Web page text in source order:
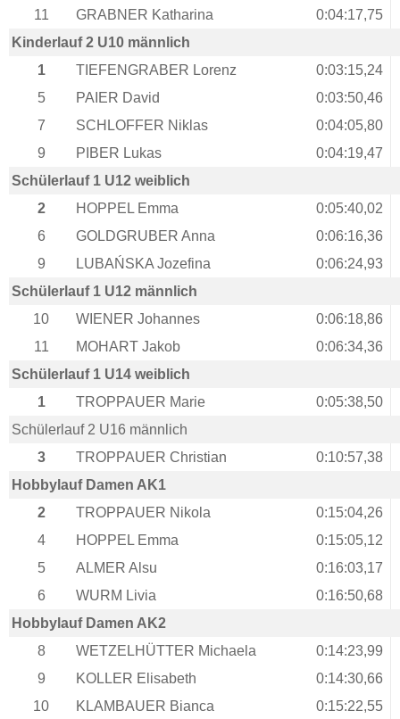
11 GRABNER Katharina
0:04:17,75
Kinderlauf 2 U10 männlich
1
TIEFENGRABER Lorenz
0:03:15,24
5
PAIER David
0:03:50,46
7
SCHLOFFER Niklas
0:04:05,80
9
PIBER Lukas
0:04:19,47
Schülerlauf 1 U12 weiblich
2
HOPPEL Emma
0:05:40,02
6
GOLDGRUBER Anna
0:06:16,36
9
LUBAŃSKA Jozefina
0:06:24,93
Schülerlauf 1 U12 männlich
10
WIENER Johannes
0:06:18,86
11
MOHART Jakob
0:06:34,36
Schülerlauf 1 U14 weiblich
1
TROPPAUER Marie
0:05:38,50
Schülerlauf 2 U16 männlich
3
TROPPAUER Christian
0:10:57,38
Hobbylauf Damen AK1
2
TROPPAUER Nikola
0:15:04,26
4
HOPPEL Emma
0:15:05,12
5
ALMER Alsu
0:16:03,17
6
WURM Livia
0:16:50,68
Hobbylauf Damen AK2
8
WETZELHÜTTER Michaela
0:14:23,99
9
KOLLER Elisabeth
0:14:30,66
10
KLAMBAUER Bianca
0:15:22,55